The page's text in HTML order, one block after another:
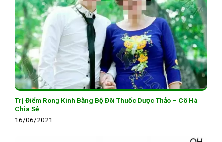
Trị Điểm Rong Kinh Bằng Bộ Đôi Thuốc Dược Thảo – Cô Hà
Chia Sẻ
16/06/2021